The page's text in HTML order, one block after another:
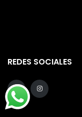
REDES SOCIALES